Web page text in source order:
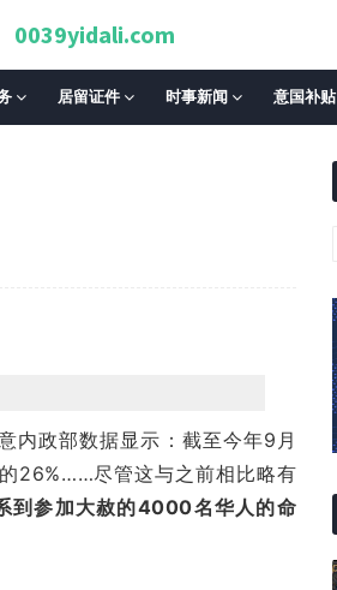
0039yidali.com
居留证件 时事新闻 意国补贴
内政部数据显示：截至今年9月
26%……尽管这与之前相比略有
到参加大赦的4000名华人的命